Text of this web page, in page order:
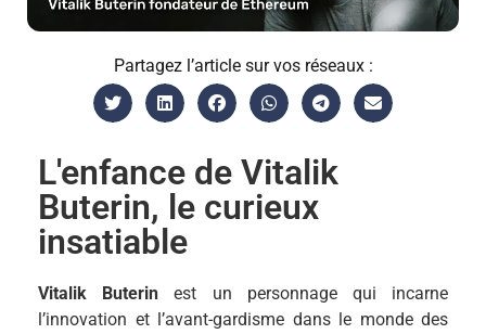
Partagez l’article sur vos réseaux :
L'enfance de Vitalik
Buterin, le curieux
insatiable
Vitalik Buterin est un personnage qui incarne
l’innovation et l’avant-gardisme dans le monde des